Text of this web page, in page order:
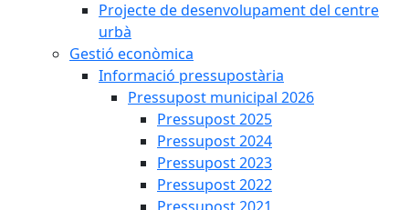
Projecte de desenvolupament del centre
urbà
Gestió econòmica
Informació pressupostària
Pressupost municipal 2026
Pressupost 2025
Pressupost 2024
Pressupost 2023
Pressupost 2022